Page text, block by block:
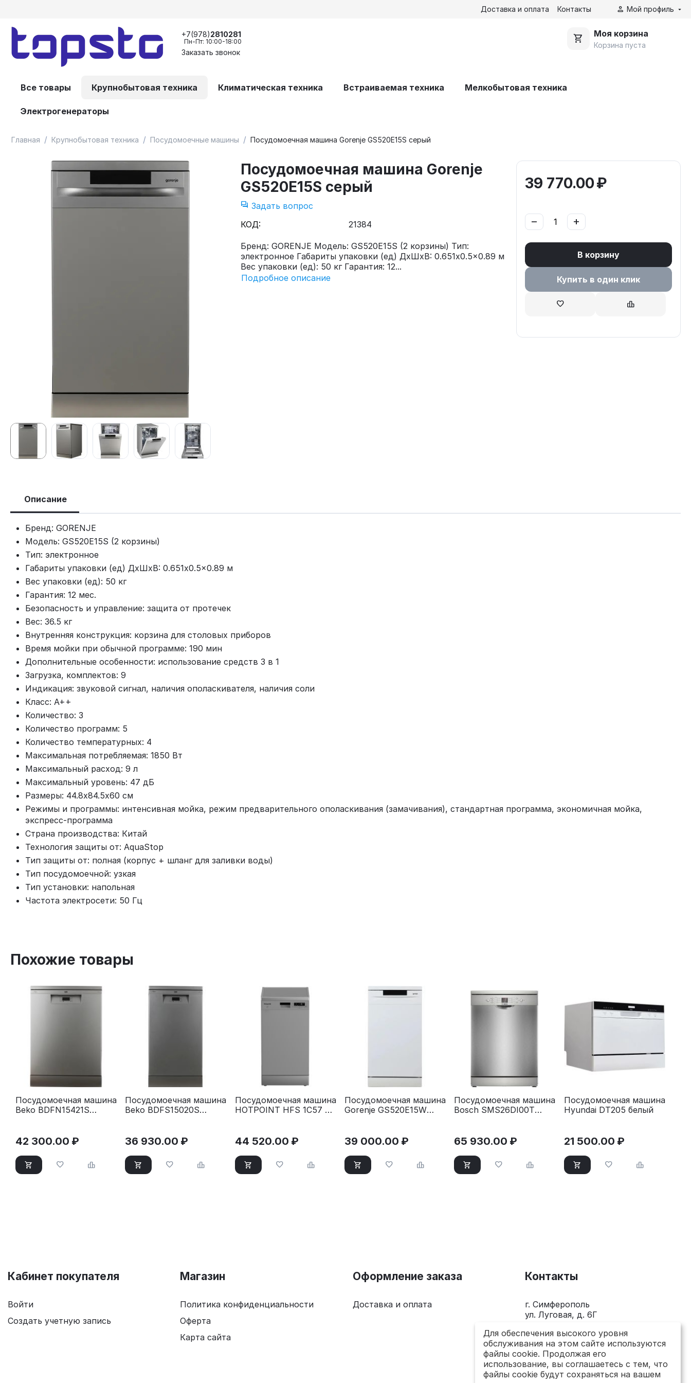
Доставка и оплата Контакты Мой профиль
+7(978)2810281
Пн-Пт: 10:00-18:00
Заказать звонок
Моя корзина
Корзина пуста
Все товары Крупнобытовая техника Климатическая техника Встраиваемая техника Мелкобытовая техника
Электрогенераторы
Главная / Крупнобытовая техника / Посудомоечные машины / Посудомоечная машина Gorenje GS520E15S серый
Посудомоечная машина Gorenje
GS520E15S серый
Задать вопрос
КОД:
21384
Бренд: GORENJE Модель: GS520E15S (2 корзины) Тип:
электронное Габариты упаковки (ед) ДхШхВ: 0.651x0.5x0.89 м
Вес упаковки (ед): 50 кг Гарантия: 12...
Подробное описание
39 770.00₽
+
−
В корзину
Купить в один клик
Описание
Бренд: GORENJE
Модель: GS520E15S (2 корзины)
Тип: электронное
Габариты упаковки (ед) ДхШхВ: 0.651x0.5x0.89 м
Вес упаковки (ед): 50 кг
Гарантия: 12 мес.
Безопасность и управление: защита от протечек
Вес: 36.5 кг
Внутренняя конструкция: корзина для столовых приборов
Время мойки при обычной программе: 190 мин
Дополнительные особенности: использование средств 3 в 1
Загрузка, комплектов: 9
Индикация: звуковой сигнал, наличия ополаскивателя, наличия соли
Класс: A++
Количество: 3
Количество программ: 5
Количество температурных: 4
Максимальная потребляемая: 1850 Вт
Максимальный расход: 9 л
Максимальный уровень: 47 дБ
Размеры: 44.8х84.5х60 см
Режимы и программы: интенсивная мойка, режим предварительного ополаскивания (замачивания), стандартная программа, экономичная мойка,
экспресс-программа
Страна производства: Китай
Технология защиты от: AquaStop
Тип защиты от: полная (корпус + шланг для заливки воды)
Тип посудомоечной: узкая
Тип установки: напольная
Частота электросети: 50 Гц
Похожие товары
Посудомоечная машина
Beko BDFN15421S
42 300.00 ₽
Посудомоечная машина
Beko BDFS15020S
36 930.00 ₽
Посудомоечная машина
HOTPOINT HFS 1C57 S
44 520.00 ₽
Посудомоечная машина
Gorenje GS520E15W
39 000.00 ₽
Посудомоечная машина
Bosch SMS26DI00T
65 930.00 ₽
Посудомоечная машина
Hyundai DT205 белый
21 500.00 ₽
Кабинет покупателя
Войти
Создать учетную запись
Магазин
Политика конфиденциальности
Оферта
Карта сайта
Оформление заказа
Доставка и оплата
Контакты
г. Симферополь
ул. Луговая, д. 6Г
+7(978)281-0-281
Пн-Пт 10.00 - 18.00
send@topsto-crimea.ru
Для обеспечения высокого уровня
обслуживания на этом сайте используются
файлы cookie. Продолжая его
использование, вы соглашаетесь с тем, что
файлы cookie будут сохраняться на вашем